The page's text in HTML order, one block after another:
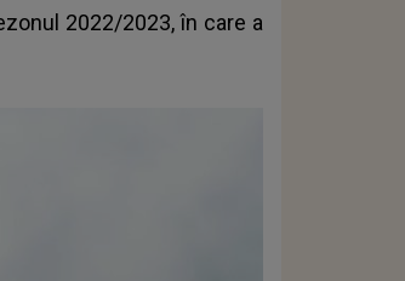
2022/2023, în care a